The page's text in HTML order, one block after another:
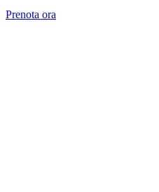
Prenota ora